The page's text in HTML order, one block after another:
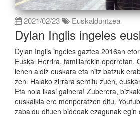
2021/02/23 Euskalduntzea
Dylan Inglis ingeles
Dylan Inglis ingeles gaztea 2016an
Euskal Herrira, familiarekin oporretan.
lehen aldiz euskara eta hitz batzuk
zen. Halako zirrara sentitu zuen,
Eta nola ikasi gainera! Zuberera,
euskalkia ere menperatzen ditu.
zabaldu dituen bideoak ezagunak egin